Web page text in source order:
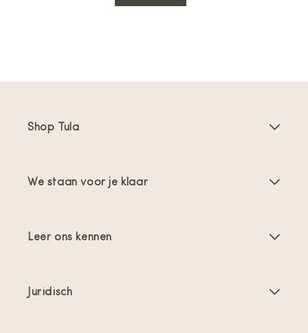
Shop Tula
Aanbiedingen & promoties
We staan voor je klaar
Leer ons kennen
Juridisch